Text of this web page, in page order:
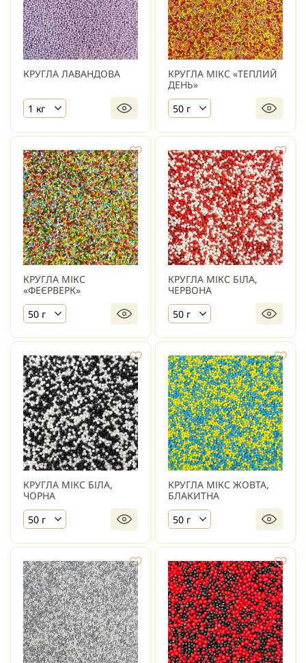
КРУГЛА ЛАВАНДОВА
1 кг
КРУГЛА МІКС «ТЕПЛИЙ
ДЕНЬ»
50 г
КРУГЛА МІКС
«ФЕЄРВЕРК»
50 г
КРУГЛА МІКС БІЛА,
ЧЕРВОНА
50 г
КРУГЛА МІКС БІЛА,
ЧОРНА
50 г
КРУГЛА МІКС ЖОВТА,
БЛАКИТНА
50 г